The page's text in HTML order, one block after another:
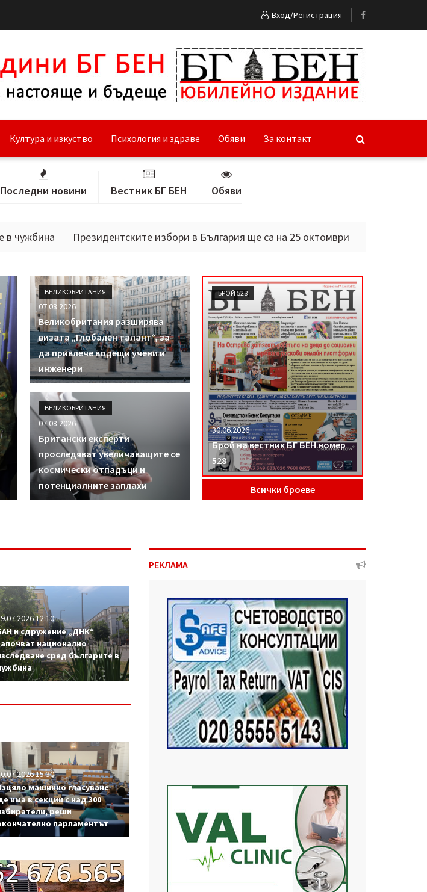
Вход/Регистрация
Култура и изкуство Психология и здраве Обяви За контакт
Последни новини Вестник БГ БЕН Обяви
Президентските избори в България ще са на 25 октомври Тясно
ВЕЛИКОБРИТАНИЯ
07.08.2026
Великобритания разширява
визата „Глобален талант“, за
да привлече водещи учени и
инженери
ВЕЛИКОБРИТАНИЯ
07.08.2026
Британски експерти
проследяват увеличаващите се
космически отпадъци и
потенциалните заплахи
БРОЙ 528
30.06.2026
Брой на вестник БГ БЕН номер
528
Всички броеве
12:10
и сдружение „ДНК“
национално
сред българите в
15:30
машинно гласуване
има в секции с над 300
реши
парламентът
РЕКЛАМА